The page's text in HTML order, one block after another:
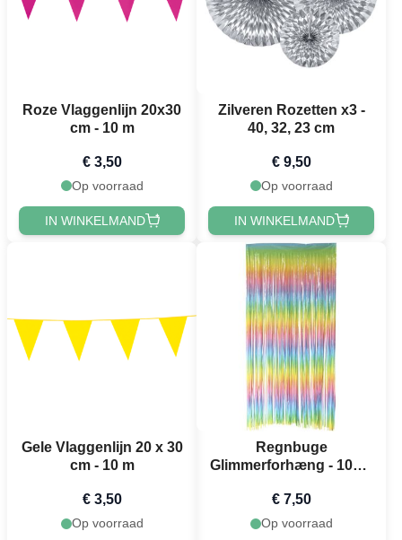
Roze Vlaggenlijn 20x30
cm - 10 m
€ 3,50
Op voorraad
IN WINKELMAND
Zilveren Rozetten x3 -
40, 32, 23 cm
€ 9,50
Op voorraad
IN WINKELMAND
Gele Vlaggenlijn 20 x 30
cm - 10 m
€ 3,50
Op voorraad
Regnbuge
Glimmerforhæng - 100 x
€ 7,50
Op voorraad